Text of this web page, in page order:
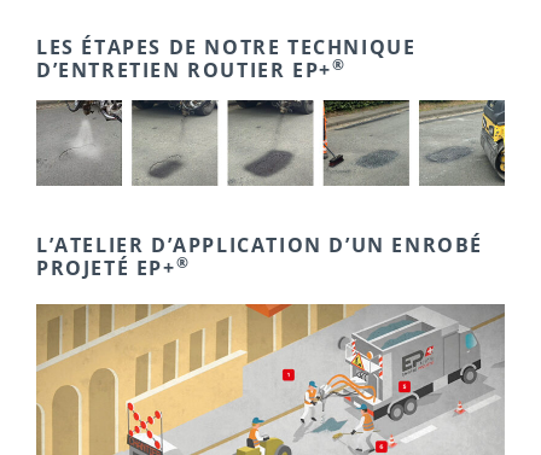
LES ÉTAPES DE NOTRE TECHNIQUE
D’ENTRETIEN ROUTIER EP+®
L’ATELIER D’APPLICATION D’UN ENROBÉ
PROJETÉ EP+®